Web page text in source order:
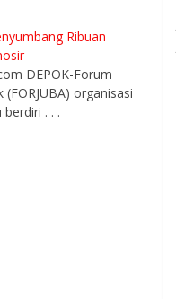
Ribuan
DEPOK-Forum
(FORJUBA) organisasi
berdiri . . .